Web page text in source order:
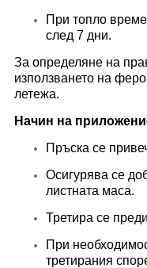
При топло
след 7 дни.
За определяне на
използването на
летежа.
Начин на
Пръска се
Осигурява се
листната маса.
Третира се
При
третирания